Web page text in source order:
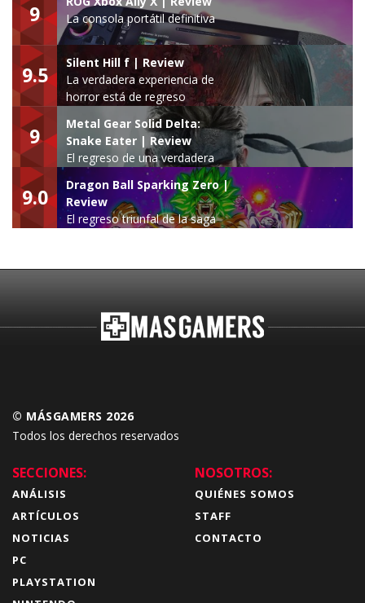
9
La consola portátil definitiva
9.5
Silent Hill f | Review
La verdadera experiencia de
horror está de regreso
9
Metal Gear Solid Delta:
Snake Eater | Review
El regreso de una verdadera
leyenda
9.0
Dragon Ball Sparking Zero |
Review
El regreso triunfal de la saga
© MÁSGAMERS 2026
Todos los derechos reservados
SECCIONES:
ANÁLISIS
ARTÍCULOS
NOTICIAS
PC
PLAYSTATION
NOSOTROS:
QUIÉNES SOMOS
STAFF
CONTACTO